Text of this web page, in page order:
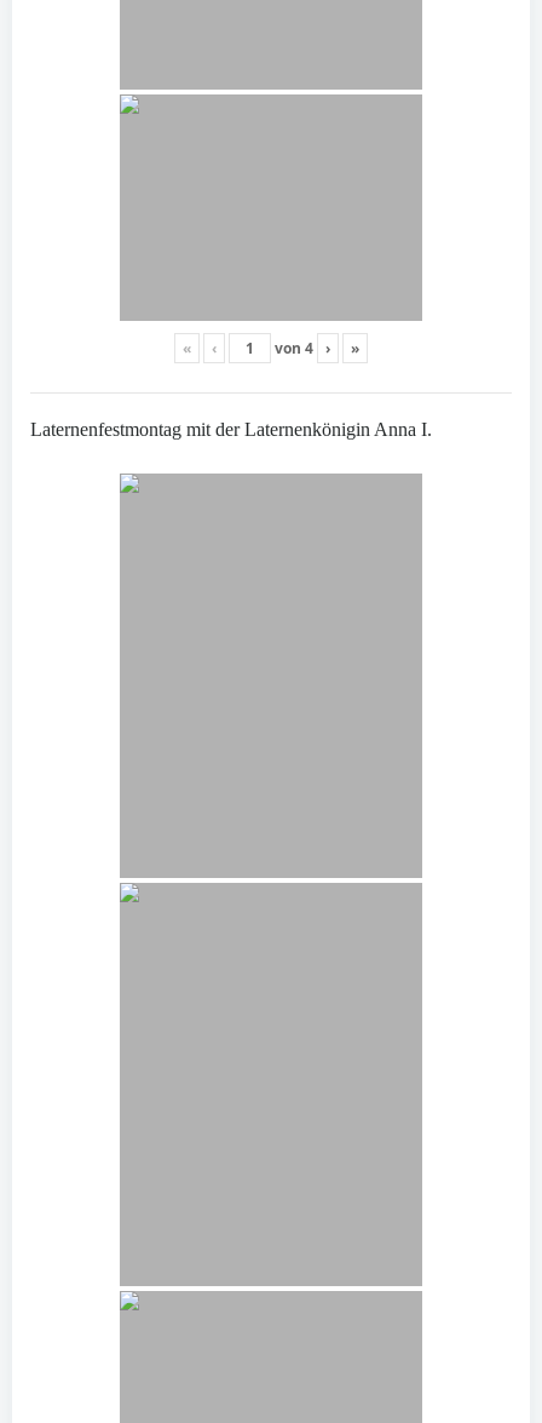
« ‹ von 4 › »
Laternenfestmontag mit der Laternenkönigin Anna I.